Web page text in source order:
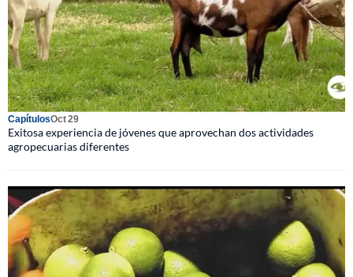
CapítulosOct 29
Exitosa experiencia de jóvenes que aprovechan dos actividades
agropecuarias diferentes